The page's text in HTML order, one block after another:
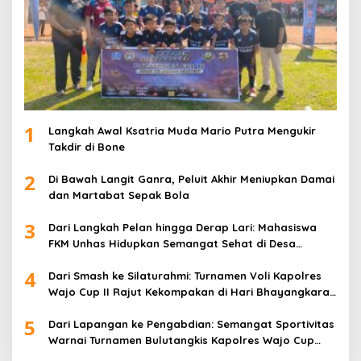
1
Langkah Awal Ksatria Muda Mario Putra Mengukir
Takdir di Bone
2
Di Bawah Langit Ganra, Peluit Akhir Meniupkan Damai
dan Martabat Sepak Bola
3
Dari Langkah Pelan hingga Derap Lari: Mahasiswa
FKM Unhas Hidupkan Semangat Sehat di Desa
4
Dari Smash ke Silaturahmi: Turnamen Voli Kapolres
Wajo Cup II Rajut Kekompakan di Hari Bhayangkara
5
Dari Lapangan ke Pengabdian: Semangat Sportivitas
Warnai Turnamen Bulutangkis Kapolres Wajo Cup